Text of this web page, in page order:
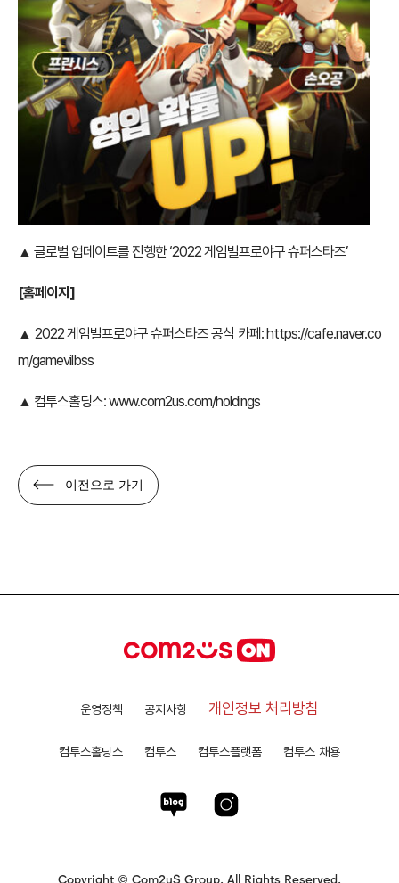
▲ 글로벌 업데이트를 진행한 ‘2022 게임빌프로야구 슈퍼스타즈’
[홈페이지]
▲ 2022 게임빌프로야구 슈퍼스타즈 공식 카페: https://cafe.naver.co
m/gamevilbss
▲ 컴투스홀딩스:www.com2us.com/holdings
이전으로 가기
운영정책 공지사항 개인정보 처리방침
컴투스홀딩스 컴투스 컴투스플랫폼 컴투스 채용
Copyright © Com2uS Group. All Rights Reserved.